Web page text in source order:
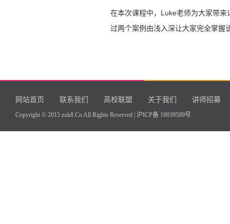
在本次课程中，Luke老师为大家带
过两个案例由浅入深让大家完全掌握
网站首页 联系我们 高校联盟 关于我们 讲师招募
Copyright © 2015 zxk8.Cn All Rights Reserved | 沪ICP备 10039589号